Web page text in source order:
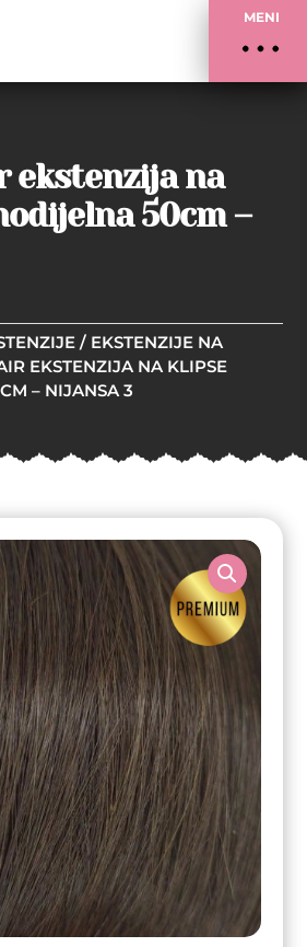
MENI
ekstenzija na
50cm –
/ EKSTENZIJE NA
EKSTENZIJA NA KLIPSE
– NIJANSA 3